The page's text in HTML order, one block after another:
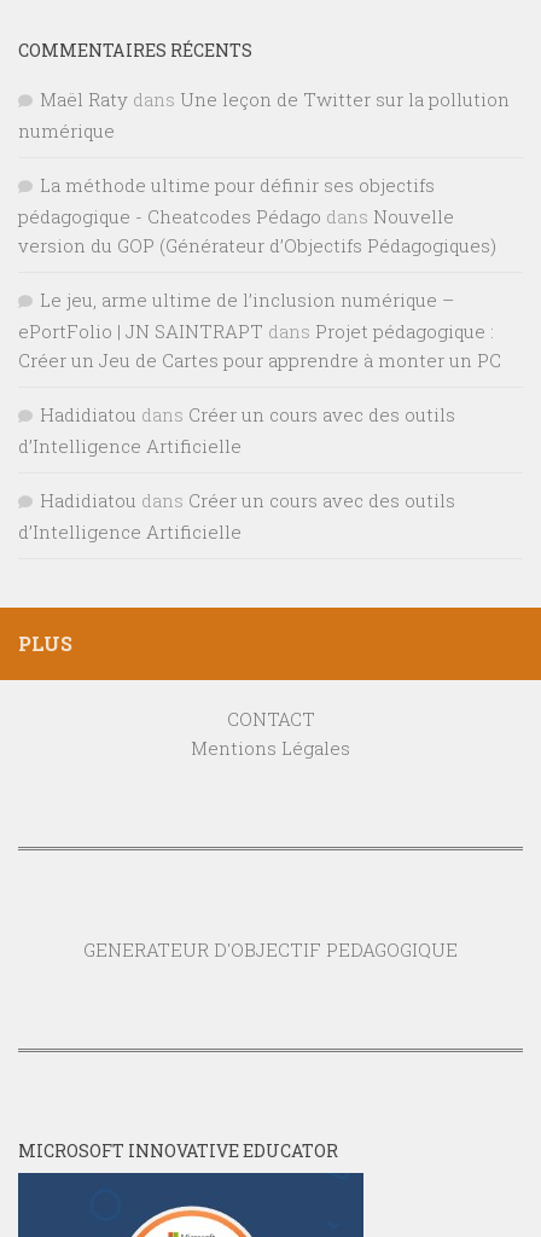
COMMENTAIRES RÉCENTS
Maël Raty dans Une leçon de Twitter sur la pollution
numérique
La méthode ultime pour définir ses objectifs
pédagogique - Cheatcodes Pédago dans Nouvelle
version du GOP (Générateur d’Objectifs Pédagogiques)
Le jeu, arme ultime de l’inclusion numérique –
ePortFolio | JN SAINTRAPT dans Projet pédagogique :
Créer un Jeu de Cartes pour apprendre à monter un PC
Hadidiatou dans Créer un cours avec des outils
d’Intelligence Artificielle
Hadidiatou dans Créer un cours avec des outils
d’Intelligence Artificielle
PLUS
CONTACT
Mentions Légales
GENERATEUR D'OBJECTIF PEDAGOGIQUE
MICROSOFT INNOVATIVE EDUCATOR